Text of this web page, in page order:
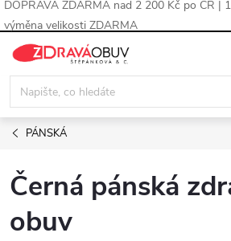
DOPRAVA ZDARMA nad 2 200 Kč po ČR |
výměna velikosti ZDARMA
Přejít
obsah
PÁNSKÁ
Černá pánská
obuv